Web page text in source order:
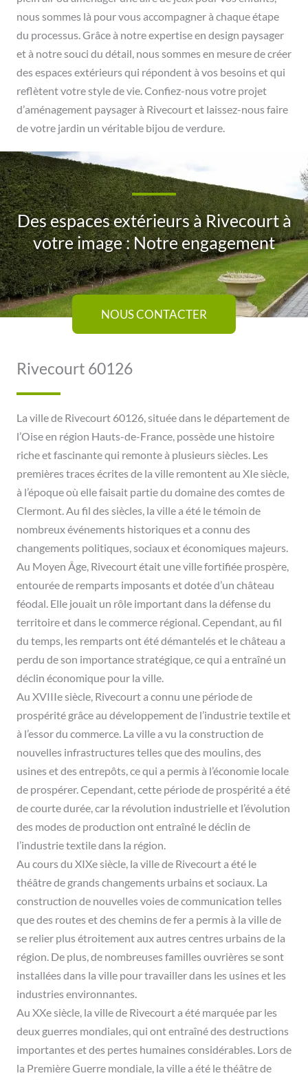
nous sommes là pour vous accompagner à chaque étape
du processus. Grâce à notre expertise en design paysager
et à notre souci du détail, nous sommes en mesure de créer
des espaces extérieurs qui répondent à vos besoins et qui
reflètent votre style de vie. Confiez-nous votre projet
d’aménagement paysager à Rivecourt et laissez-nous faire
de votre jardin un véritable bijou de verdure.
Des espaces extérieurs à Rivecourt à
votre image : Notre engagement
NOUS CONTACTER
Rivecourt 60126
La ville de Rivecourt 60126, située dans le département de
l’Oise en région Hauts-de-France, possède une histoire
riche et fascinante qui remonte à plusieurs siècles. Les
premières traces écrites de la ville remontent au XIe siècle,
à l’époque où elle faisait partie du domaine des comtes de
Clermont. Au fil des siècles, la ville a été le témoin de
nombreux événements historiques et a connu des
changements politiques, sociaux et économiques majeurs.
Au Moyen Âge, Rivecourt était une ville fortifiée prospère,
entourée de remparts imposants et dotée d’un château
féodal. Elle jouait un rôle important dans la défense du
territoire et dans le commerce régional. Cependant, au fil
du temps, les remparts ont été démantelés et le château a
perdu de son importance stratégique, ce qui a entraîné un
déclin économique pour la ville.
Au XVIIIe siècle, Rivecourt a connu une période de
prospérité grâce au développement de l’industrie textile et
à l’essor du commerce. La ville a vu la construction de
nouvelles infrastructures telles que des moulins, des
usines et des entrepôts, ce qui a permis à l’économie locale
de prospérer. Cependant, cette période de prospérité a été
de courte durée, car la révolution industrielle et l’évolution
des modes de production ont entraîné le déclin de
l’industrie textile dans la région.
Au cours du XIXe siècle, la ville de Rivecourt a été le
théâtre de grands changements urbains et sociaux. La
construction de nouvelles voies de communication telles
que des routes et des chemins de fer a permis à la ville de
se relier plus étroitement aux autres centres urbains de la
région. De plus, de nombreuses familles ouvrières se sont
installées dans la ville pour travailler dans les usines et les
industries environnantes.
Au XXe siècle, la ville de Rivecourt a été marquée par les
deux guerres mondiales, qui ont entraîné des destructions
importantes et des pertes humaines considérables. Lors de
la Première Guerre mondiale, la ville a été le théâtre de